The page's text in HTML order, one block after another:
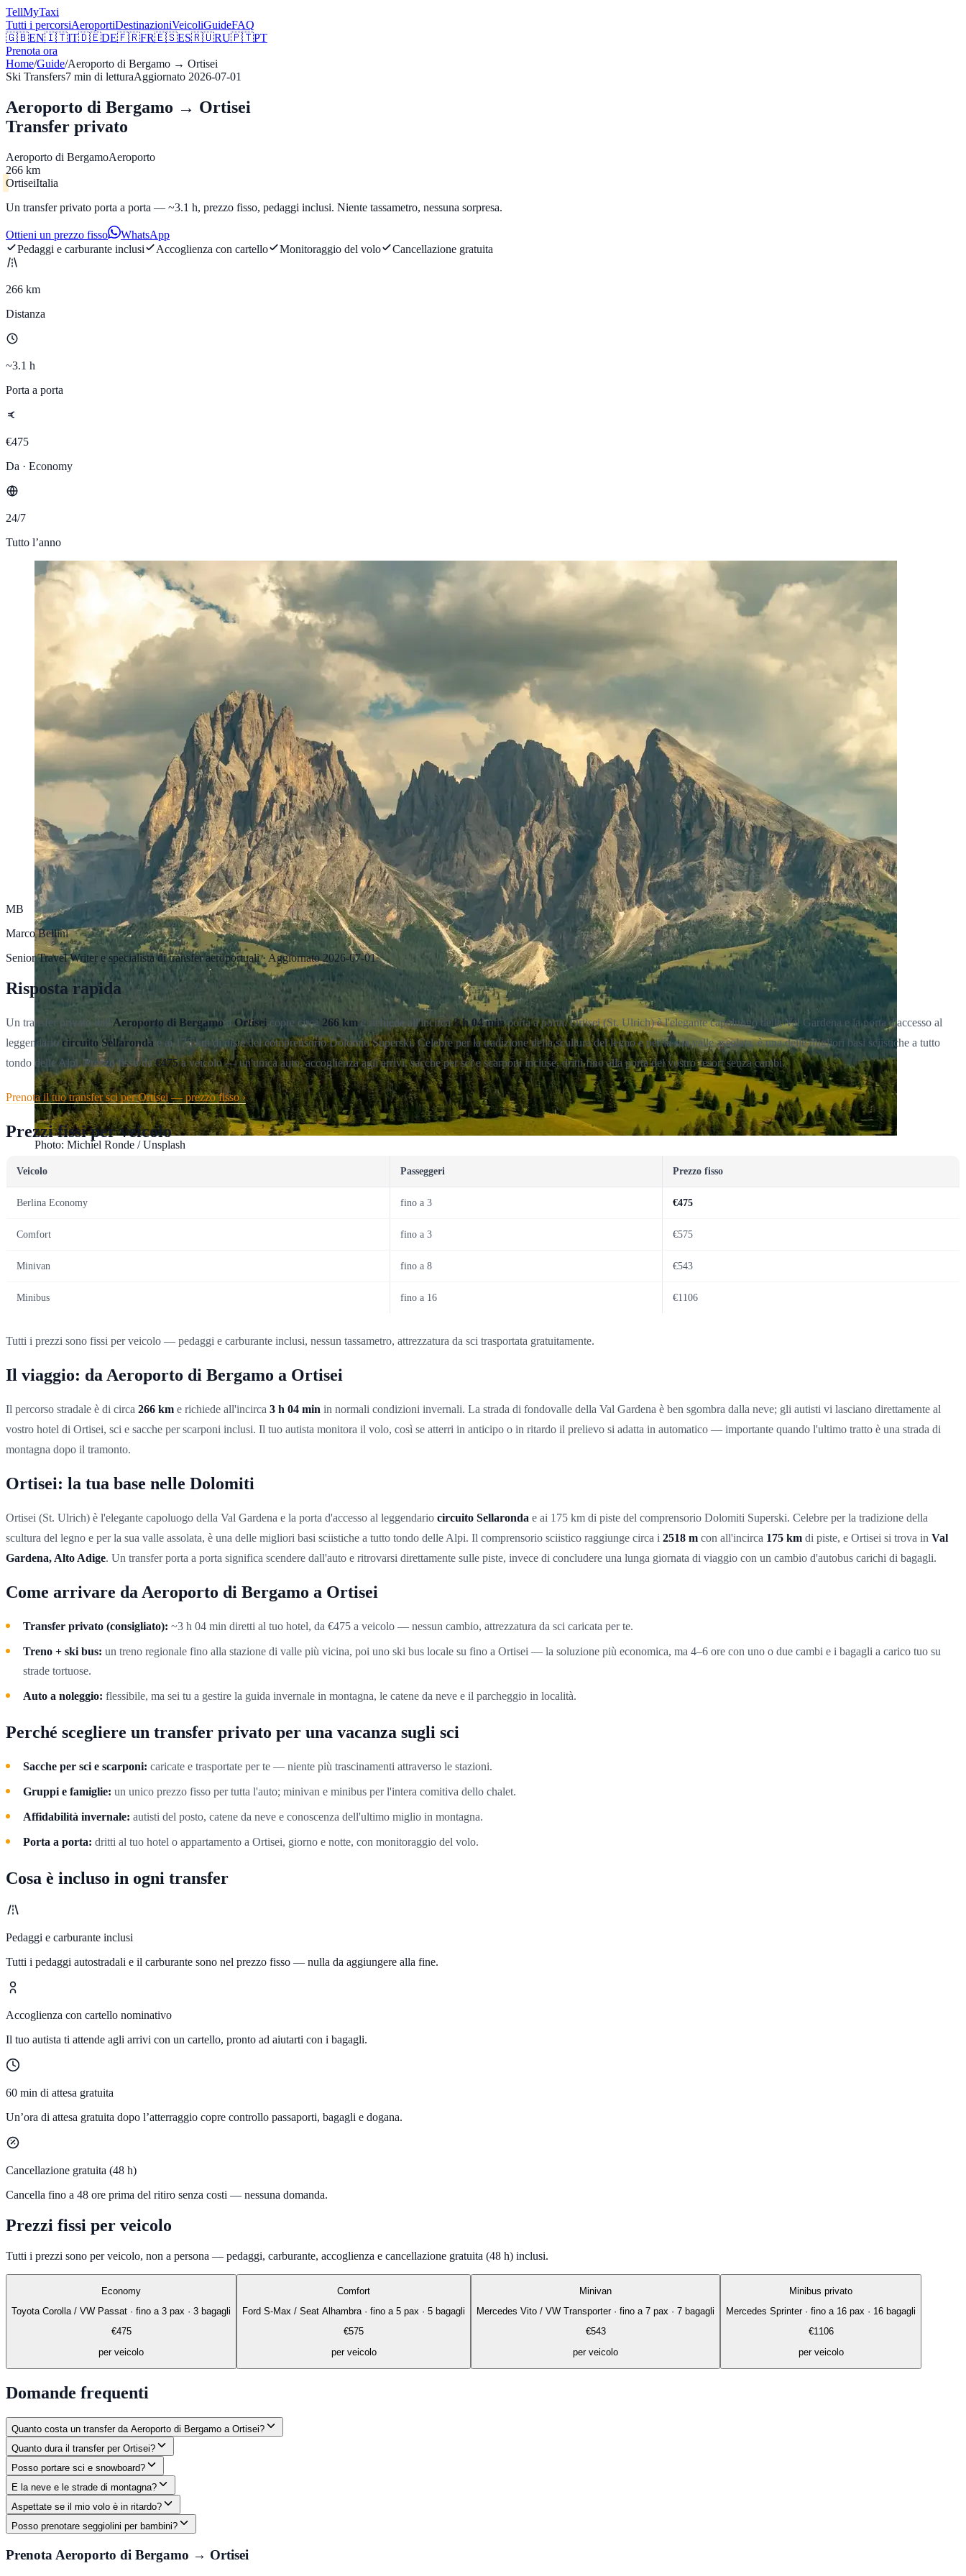
TellMyTaxi
Tutti i percorsiAeroportiDestinazioniVeicoliGuideFAQ
🇬🇧EN🇮🇹IT🇩🇪DE🇫🇷FR🇪🇸ES🇷🇺RU🇵🇹PT
Prenota ora
Home/Guide/Aeroporto di Bergamo → Ortisei
Ski Transfers7 min di letturaAggiornato 2026-07-01
Aeroporto di Bergamo → Ortisei
Transfer privato
Aeroporto di BergamoAeroporto
266 km
OrtiseiItalia
Un transfer privato porta a porta — ~3.1 h, prezzo fisso, pedaggi inclusi. Niente tassametro, nessuna sorpresa.
Ottieni un prezzo fisso
WhatsApp
Pedaggi e carburante inclusi
Accoglienza con cartello Monitoraggio del volo Cancellazione gratuita
266 km
Distanza
~3.1 h
Porta a porta
€475
Da · Economy
24/7
Tutto l’anno
Photo: Michiel Ronde / Unsplash
MB
Marco Bellini
Senior Travel Writer e specialista di transfer aeroportuali· Aggiornato 2026-07-01
Risposta rapida
Un transfer privato dall'Aeroporto di Bergamoa Ortisei copre circa 266 km e richiede all'incirca3 h 04 minporta a porta. Ortisei (St. Ulrich) è l'elegante capoluogo della Val Gardena e la porta d'accesso al
leggendario circuito Sellaronda e ai 175 km di piste del comprensorio Dolomiti Superski. Celebre per la tradizione della scultura del legno e per la sua valle assolata, è una delle migliori basi sciistiche a tutto
tondo delle Alpi. Prezzo fisso da€475a veicolo — un'unica auto, accoglienza agli arrivi, sacche per sci e scarponi incluse, dritti fino alla porta del vostro resort senza cambi.
Prenota il tuo transfer sci per Ortisei — prezzo fisso ›
Prezzi fissi per veicolo
Veicolo Passeggeri Prezzo fisso
Berlina Economy fino a 3 €475
Comfort fino a 3 €575
Minivan fino a 8 €543
Minibus fino a 16 €1106
Tutti i prezzi sono fissi per veicolo — pedaggi e carburante inclusi, nessun tassametro, attrezzatura da sci trasportata gratuitamente.
Il viaggio: da Aeroporto di Bergamo a Ortisei
Il percorso stradale è di circa 266 km e richiede all'incirca 3 h 04 min in normali condizioni invernali. La strada di fondovalle della Val Gardena è ben sgombra dalla neve; gli autisti vi lasciano direttamente al
vostro hotel di Ortisei, sci e sacche per scarponi inclusi. Il tuo autista monitora il volo, così se atterri in anticipo o in ritardo il prelievo si adatta in automatico — importante quando l'ultimo tratto è una strada di
montagna dopo il tramonto.
Ortisei: la tua base nelle Dolomiti
Ortisei (St. Ulrich) è l'elegante capoluogo della Val Gardena e la porta d'accesso al leggendario circuito Sellaronda e ai 175 km di piste del comprensorio Dolomiti Superski. Celebre per la tradizione della
scultura del legno e per la sua valle assolata, è una delle migliori basi sciistiche a tutto tondo delle Alpi. Il comprensorio sciistico raggiunge circa i 2518 m con all'incirca 175 km di piste, e Ortisei si trova in Val
Gardena, Alto Adige. Un transfer porta a porta significa scendere dall'auto e ritrovarsi direttamente sulle piste, invece di concludere una lunga giornata di viaggio con un cambio d'autobus carichi di bagagli.
Come arrivare da Aeroporto di Bergamo a Ortisei
Transfer privato (consigliato): ~3 h 04 min diretti al tuo hotel, da €475 a veicolo — nessun cambio, attrezzatura da sci caricata per te.
Treno + ski bus: un treno regionale fino alla stazione di valle più vicina, poi uno ski bus locale su fino a Ortisei — la soluzione più economica, ma 4–6 ore con uno o due cambi e i bagagli a carico tuo su
strade tortuose.
Auto a noleggio: flessibile, ma sei tu a gestire la guida invernale in montagna, le catene da neve e il parcheggio in località.
Perché scegliere un transfer privato per una vacanza sugli sci
Sacche per sci e scarponi: caricate e trasportate per te — niente più trascinamenti attraverso le stazioni.
Gruppi e famiglie: un unico prezzo fisso per tutta l'auto; minivan e minibus per l'intera comitiva dello chalet.
Affidabilità invernale: autisti del posto, catene da neve e conoscenza dell'ultimo miglio in montagna.
Porta a porta: dritti al tuo hotel o appartamento a Ortisei, giorno e notte, con monitoraggio del volo.
Cosa è incluso in ogni transfer
Pedaggi e carburante inclusi
Tutti i pedaggi autostradali e il carburante sono nel prezzo fisso — nulla da aggiungere alla fine.
Accoglienza con cartello nominativo
Il tuo autista ti attende agli arrivi con un cartello, pronto ad aiutarti con i bagagli.
60 min di attesa gratuita
Un’ora di attesa gratuita dopo l’atterraggio copre controllo passaporti, bagagli e dogana.
Cancellazione gratuita (48 h)
Cancella fino a 48 ore prima del ritiro senza costi — nessuna domanda.
Prezzi fissi per veicolo
Tutti i prezzi sono per veicolo, non a persona — pedaggi, carburante, accoglienza e cancellazione gratuita (48 h) inclusi.
Economy
Toyota Corolla / VW Passat · fino a 3 pax · 3 bagagli
€475
per veicolo
Comfort
Ford S-Max / Seat Alhambra· fino a 5 pax · 5 bagagli
€575
per veicolo
Minivan
Mercedes Vito / VW Transporter· fino a 7 pax · 7 bagagli
€543
per veicolo
Minibus privato
Mercedes Sprinter· fino a 16 pax · 16 bagagli
€1106
per veicolo
Domande frequenti
Quanto costa un transfer da Aeroporto di Bergamo a Ortisei?
Quanto dura il transfer per Ortisei?
Posso portare sci e snowboard?
E la neve e le strade di montagna?
Aspettate se il mio volo è in ritardo?
Posso prenotare seggiolini per bambini?
Prenota Aeroporto di Bergamo → Ortisei